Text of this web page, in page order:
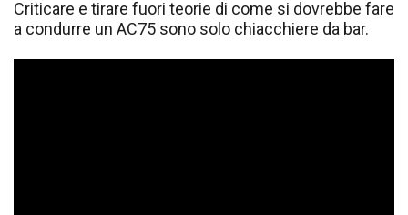
Criticare e tirare fuori teorie di come si dovrebbe fare
a condurre un AC75 sono solo chiacchiere da bar.